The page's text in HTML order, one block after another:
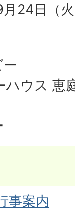
24日（
ウス 恵
事案内